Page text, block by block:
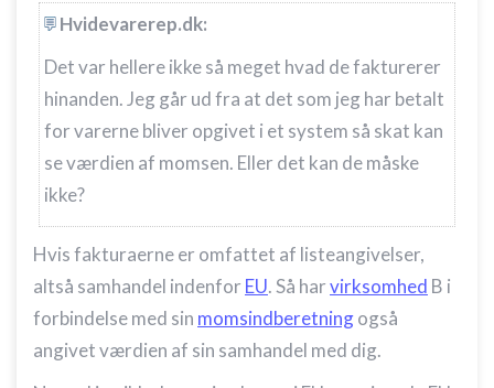
Hvidevarerep.dk:
Det var hellere ikke så meget hvad de fakturerer
hinanden. Jeg går ud fra at det som jeg har betalt
for varerne bliver opgivet i et system så skat kan
se værdien af momsen. Eller det kan de måske
ikke?
Hvis fakturaerne er omfattet af listeangivelser,
altså samhandel indenfor EU. Så harvirksomhed B i
forbindelse med sin momsindberetningogså
angivet værdien af sin samhandel med dig.